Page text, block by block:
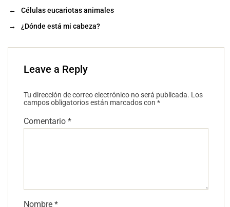
←
Células eucariotas animales
→
¿Dónde está mi cabeza?
Leave a Reply
Tu dirección de correo electrónico no será publicada. Los
campos obligatorios están marcados con *
Comentario *
Nombre *